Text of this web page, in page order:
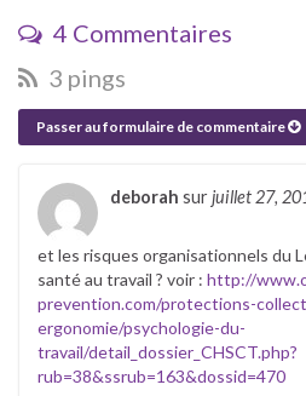
4 Commentaires
3 pings
Passer au formulaire de commentaire
deborah sur juillet 27,
et les risques organisationnels du
santé au travail ? voir : http://
prevention.com/protections-
ergonomie/psychologie-du-
travail/detail_dossier_CHSCT.php?
rub=38&ssrub=163&dossid=470